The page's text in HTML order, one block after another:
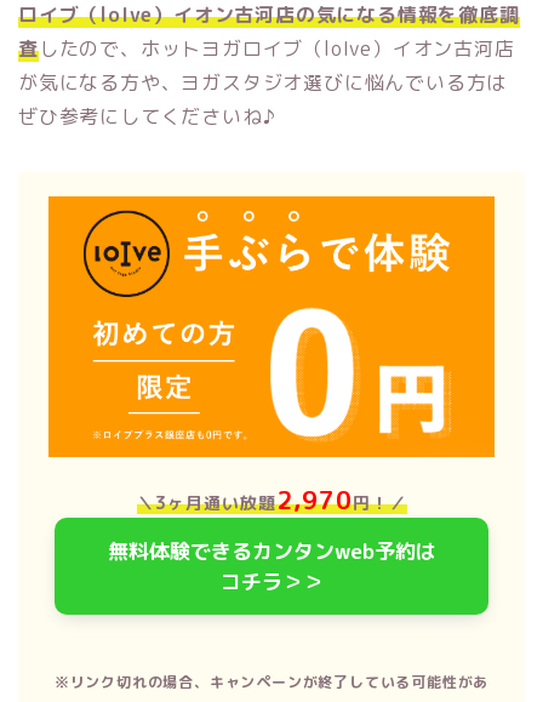
ロイブ（loIve）イオン古河店の気になる情報を徹底調
査したので、ホットヨガロイブ（loIve）イオン古河店
が気になる方や、ヨガスタジオ選びに悩んでいる方は
ぜひ参考にしてくださいね♪
＼3ヶ月通い放題2,970円！／
無料体験できるカンタンweb予約は
コチラ＞＞
※リンク切れの場合、キャンペーンが終了している可能性があ